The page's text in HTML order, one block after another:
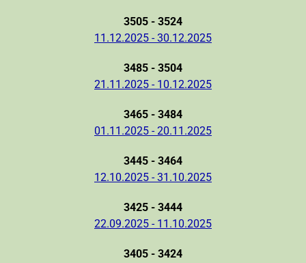
3505 - 3524
11.12.2025 - 30.12.2025
3485 - 3504
21.11.2025 - 10.12.2025
3465 - 3484
01.11.2025 - 20.11.2025
3445 - 3464
12.10.2025 - 31.10.2025
3425 - 3444
22.09.2025 - 11.10.2025
3405 - 3424